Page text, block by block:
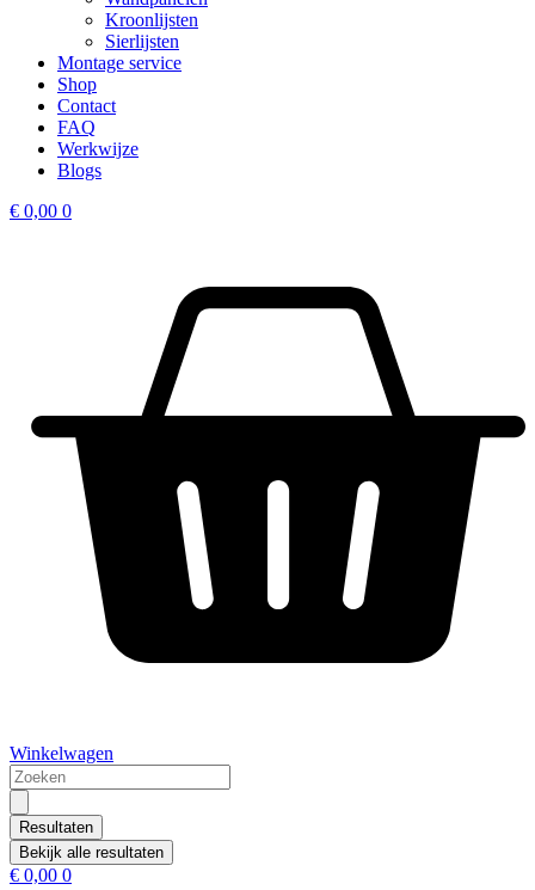
Kroonlijsten
Sierlijsten
Montage service
Shop
Contact
FAQ
Werkwijze
Blogs
€ 0,00 0
Winkelwagen
Search
...
Resultaten
Bekijk alle resultaten
€ 0,00 0